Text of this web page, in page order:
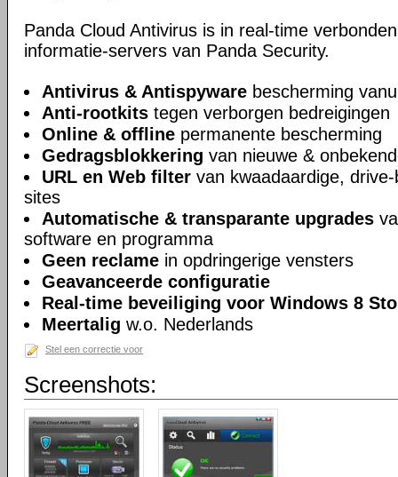
Panda Cloud Antivirus is in real-time
informatie-servers van Panda Security.
Antivirus & Antispyware bescherming
Anti-rootkits tegen verborgen bedreigingen
Online & offline permanente bescherming
Gedragsblokkering van nieuwe &
URL en Web filter van kwaadaardige,
sites
Automatische & transparante upgrades
software en programma
Geen reclame in opdringerige vensters
Geavanceerde configuratie
Real-time beveiliging voor Windows 8
Meertalig w.o. Nederlands
Stel een correctie voor
Screenshots: